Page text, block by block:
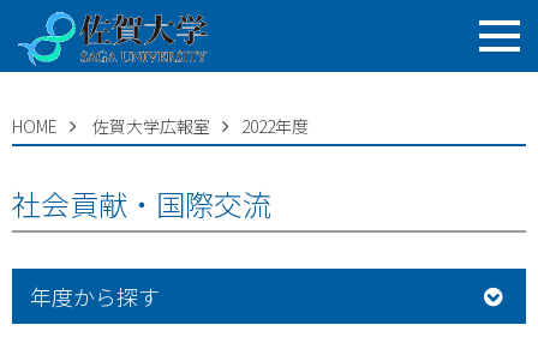
HOME 佐賀大学広報室 2022年度
社会貢献・国際交流
年度から探す